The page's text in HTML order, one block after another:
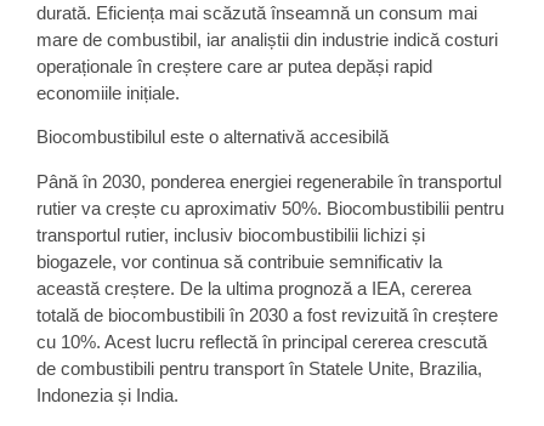
durată. Eficiența mai scăzută înseamnă un consum mai
mare de combustibil, iar analiștii din industrie indică costuri
operaționale în creștere care ar putea depăși rapid
economiile inițiale.
Biocombustibilul este o alternativă accesibilă
Până în 2030, ponderea energiei regenerabile în transportul
rutier va crește cu aproximativ 50%. Biocombustibilii pentru
transportul rutier, inclusiv biocombustibilii lichizi și
biogazele, vor continua să contribuie semnificativ la
această creștere. De la ultima prognoză a IEA, cererea
totală de biocombustibili în 2030 a fost revizuită în creștere
cu 10%. Acest lucru reflectă în principal cererea crescută
de combustibili pentru transport în Statele Unite, Brazilia,
Indonezia și India.